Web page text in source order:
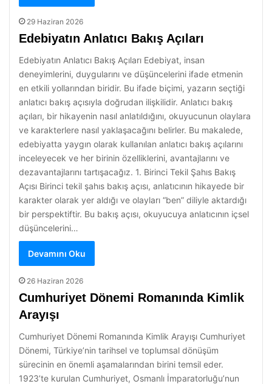
29 Haziran 2026
Edebiyatın Anlatıcı Bakış Açıları
Edebiyatın Anlatıcı Bakış Açıları Edebiyat, insan
deneyimlerini, duygularını ve düşüncelerini ifade etmenin
en etkili yollarından biridir. Bu ifade biçimi, yazarın seçtiği
anlatıcı bakış açısıyla doğrudan ilişkilidir. Anlatıcı bakış
açıları, bir hikayenin nasıl anlatıldığını, okuyucunun olaylara
ve karakterlere nasıl yaklaşacağını belirler. Bu makalede,
edebiyatta yaygın olarak kullanılan anlatıcı bakış açılarını
inceleyecek ve her birinin özelliklerini, avantajlarını ve
dezavantajlarını tartışacağız. 1. Birinci Tekil Şahıs Bakış
Açısı Birinci tekil şahıs bakış açısı, anlatıcının hikayede bir
karakter olarak yer aldığı ve olayları “ben” diliyle aktardığı
bir perspektiftir. Bu bakış açısı, okuyucuya anlatıcının içsel
düşüncelerini…
Devamını Oku
26 Haziran 2026
Cumhuriyet Dönemi Romanında Kimlik
Arayışı
Cumhuriyet Dönemi Romanında Kimlik Arayışı Cumhuriyet
Dönemi, Türkiye’nin tarihsel ve toplumsal dönüşüm
sürecinin en önemli aşamalarından birini temsil eder.
1923’te kurulan Cumhuriyet, Osmanlı İmparatorluğu’nun